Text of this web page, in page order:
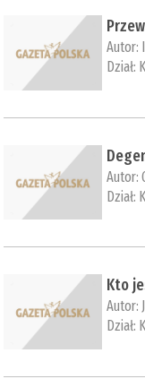
Autor:
Dział:
Autor:
Dział:
Kto
Autor:
Dział: